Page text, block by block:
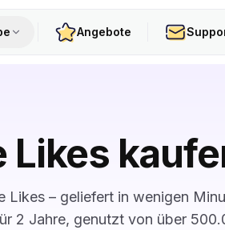
Angebote
Likes
Likes – geliefert in wenigen
2 Jahre, genutzt von über